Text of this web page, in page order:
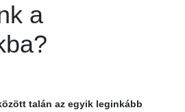
a
talán az egyik leginkább